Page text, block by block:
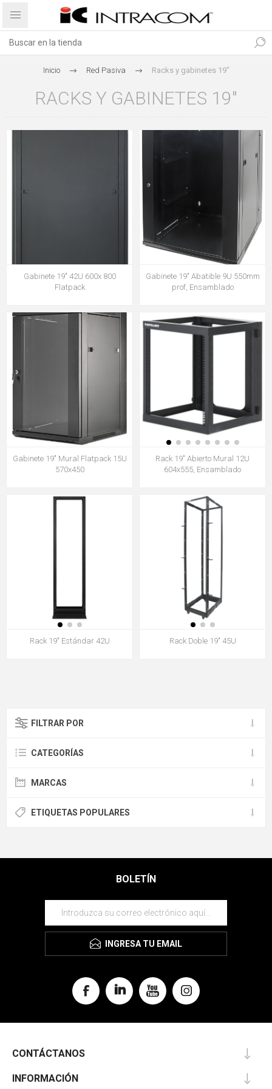
Inicio Red Pasiva Racks y gabinetes 19"
RACKS Y GABINETES 19"
Gabinete 19" 42U 600x 800
Flatpack
Gabinete 19" Abatible 9U 550mm
prof, Ensamblado
Gabinete 19" Mural Flatpack 15U
570x450
Rack 19" Abierto Mural 12U
604x555, Ensamblado
Rack 19" Estándar 42U Rack Doble 19" 45U
FILTRAR POR
CATEGORÍAS
MARCAS
ETIQUETAS POPULARES
BOLETÍN
INGRESA TU EMAIL
CONTÁCTANOS
INFORMACIÓN